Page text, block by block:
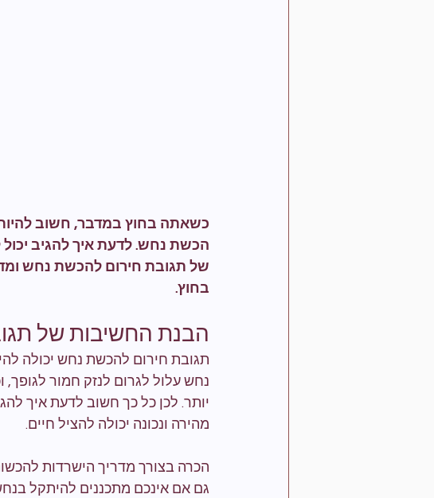
כשאתה בחוץ במדבר, חשוב
הכשת נחש. לדעת איך להגיב
של תגובת חירום להכשת נחש
בחוץ.
הבנת החשיבות של
תגובת חירום להכשת נחש יכולה
נחש עלול לגרום לנזק חמור לגופך,
יותר. לכן כל כך חשוב לדעת איך
מהירה ונכונה יכולה להציל חיים.
הכרה בצורך מדריך הישרדות
גם אם אינכם מתכננים להיתקל